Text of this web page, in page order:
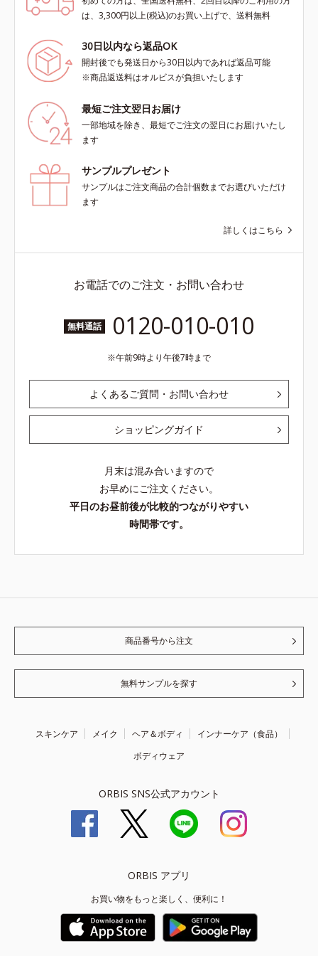
は、3,300円以上(税込)のお買い上げで、送料無料
30日以内なら返品OK
開封後でも発送日から30日以内であれば返品可能
※商品返送料はオルビスが負担いたします
最短ご注文翌日お届け
一部地域を除き、最短でご注文の翌日にお届けいたし
ます
サンプルプレゼント
サンプルはご注文商品の合計個数までお選びいただけ
ます
詳しくはこちら
お電話でのご注文・お問い合わせ
無料通話 0120-010-010
午前9時より午後7時まで
よくあるご質問・お問い合わせ
ショッピングガイド
月末は混み合いますので
お早めにご注文ください。
平日のお昼前後が比較的つながりやすい
時間帯です。
商品番号から注文
無料サンプルを探す
スキンケア メイク ヘア＆ボディ
インナーケア（食品）
ボディウェア
ORBIS SNS公式アカウント
ORBIS アプリ
お買い物をもっと楽しく、便利に！